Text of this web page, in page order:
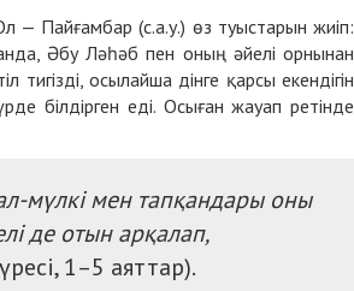
— Пайғамбар (с.а.у.) өз туыстарын жиіп:
Әбу Ләһәб пен оның әйелі орнынан
тигізді, осылайша дінге қарсы екендігін
білдірген еді. Осыған жауап ретінде
мүлкі мен тапқандары оны
де отын арқалап,
1–5 аяттар).